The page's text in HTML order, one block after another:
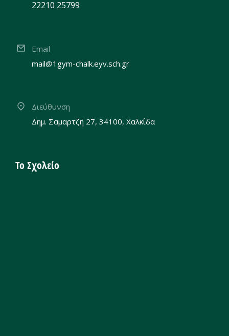
22210 25799
Email
mail@1gym-chalk.eyv.sch.gr
Διεύθυνση
Δημ. Σαμαρτζή 27, 34100, Χαλκίδα
Το Σχολείο